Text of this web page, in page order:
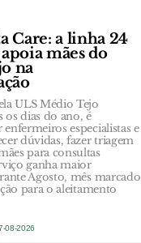
Care: a linha 24
mães do
na
ULS Médio Tejo
dias do ano, é
enfermeiros especialistas e
dúvidas, fazer triagem
para consultas
ganha maior
Agosto, mês marcado
para o aleitamento
08-2026